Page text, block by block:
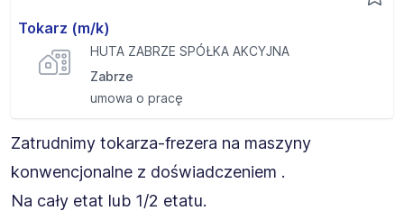
Tokarz (m/k)
HUTA ZABRZE SPÓŁKA AKCYJNA
Zabrze
umowa o pracę
Zatrudnimy tokarza-frezera na maszyny
konwencjonalne z doświadczeniem .
Na cały etat lub 1/2 etatu.